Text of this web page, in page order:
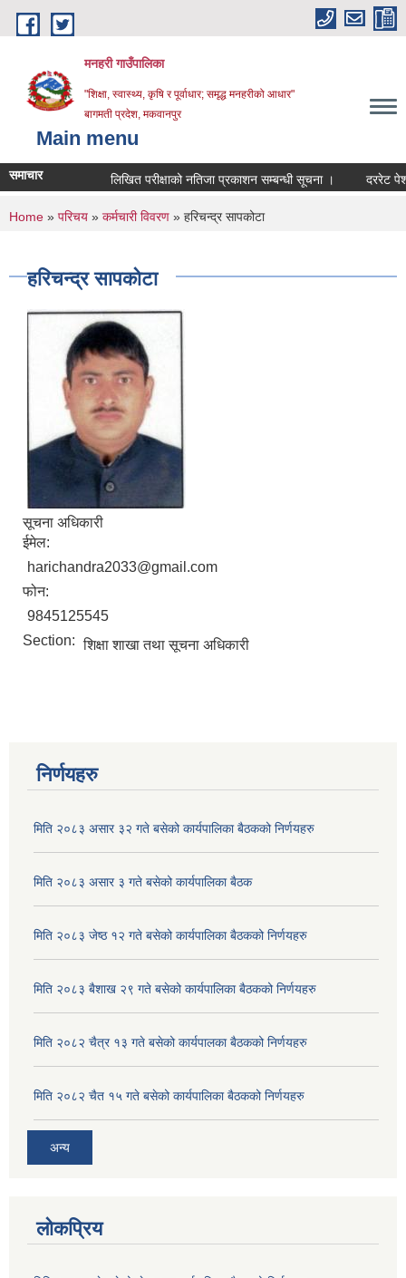
Skip to main content
मनहरी गाउँपालिका
"शिक्षा, स्वास्थ्य, कृषि र पूर्वाधार; समृद्ध मनहरीको आधार"
बागमती प्रदेश, मकवानपुर
Main menu
समाचार लिखित परीक्षाको नतिजा प्रकाशन सम्बन्धी सूचना । दररेट पेश गर्ने
You are here
Home » परिचय » कर्मचारी विवरण » हरिचन्द्र सापकोटा
हरिचन्द्र सापकोटा
सूचना अधिकारी
ईमेल:
harichandra2033@gmail.com
फोन:
9845125545
Section: शिक्षा शाखा तथा सूचना अधिकारी
निर्णयहरु
मिति २०८३ असार ३२ गते बसेको कार्यपालिका बैठकको निर्णयहरु
मिति २०८३ असार ३ गते बसेको कार्यपालिका बैठक
मिति २०८३ जेष्ठ १२ गते बसेको कार्यपालिका बैठकको निर्णयहरु
मिति २०८३ बैशाख २९ गते बसेको कार्यपालिका बैठकको निर्णयहरु
मिति २०८२ चैत्र १३ गते बसेको कार्यपालका बैठकको निर्णयहरु
मिति २०८२ चैत १५ गते बसेको कार्यपालिका बैठकको निर्णयहरु
अन्य
लोकप्रिय